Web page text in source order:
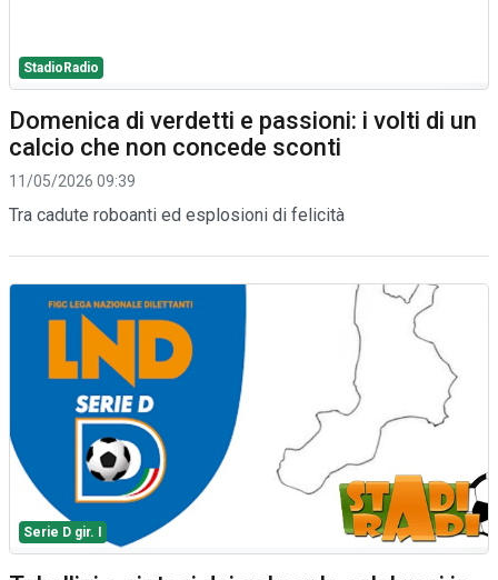
StadioRadio
Domenica di verdetti e passioni: i volti di un
calcio che non concede sconti
11/05/2026 09:39
Tra cadute roboanti ed esplosioni di felicità
Serie D gir. I